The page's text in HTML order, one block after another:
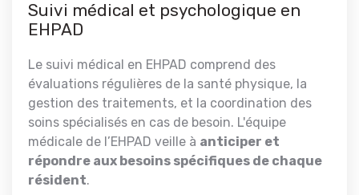
Suivi médical et psychologique en
EHPAD
Le suivi médical en EHPAD comprend des
évaluations régulières de la santé physique, la
gestion des traitements, et la coordination des
soins spécialisés en cas de besoin. L'équipe
médicale de l’EHPAD veille à anticiper et
répondre aux besoins spécifiques de chaque
résident.